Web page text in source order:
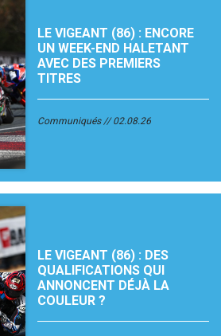
LE VIGEANT (86) : ENCORE
UN WEEK-END HALETANT
AVEC DES PREMIERS
TITRES
Communiqués 02.08.26
LE VIGEANT (86) : DES
QUALIFICATIONS QUI
ANNONCENT DÉJÀ LA
COULEUR ?